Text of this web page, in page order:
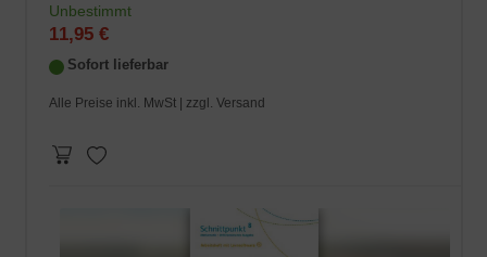
Unbestimmt
11,95 €
Sofort lieferbar
Alle Preise inkl. MwSt | zzgl. Versand